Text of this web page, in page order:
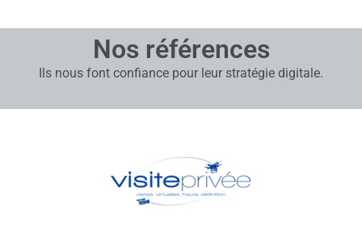
Nos références
Ils nous font confiance pour leur stratégie digitale.